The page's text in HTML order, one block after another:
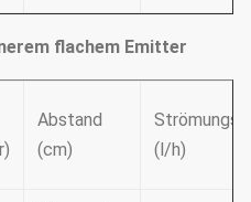
flachem Emitter
Abstand
(cm)
(l/h)